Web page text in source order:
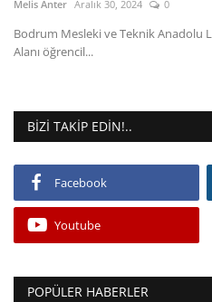
Melis Anter Aralık 30, 2024 0
Bodrum Mesleki ve Teknik Anadolu
Alanı öğrencil...
BIZI TAKIP EDIN!..
Facebook
Youtube
POPÜLER HABERLER